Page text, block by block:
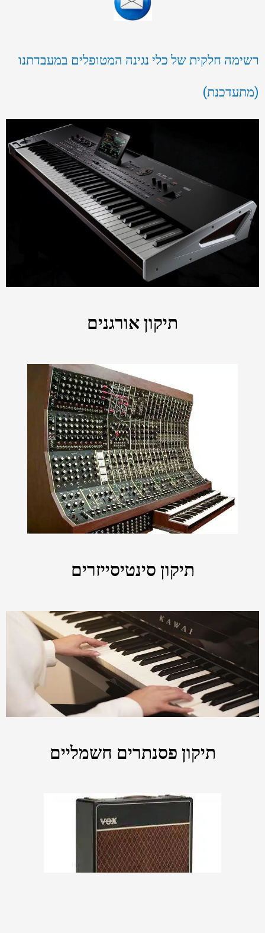
רשימה חלקית של כלי נגינה המטופלים במעבדתנו
(מתעדכנת)
תיקון אורגנים
תיקון סינטיסייזרים
תיקון פסנתרים חשמליים